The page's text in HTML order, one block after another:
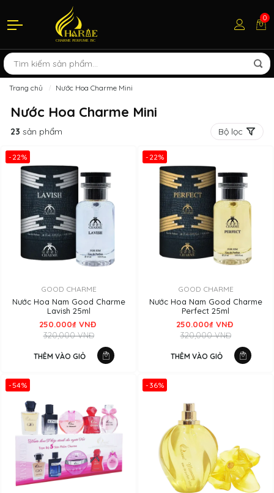
0
Trang chủ Nước Hoa Charme Mini
Nước Hoa Charme Mini
23 sản phẩm Bộ lọc
-22%
GOOD CHARME
Nước Hoa Nam Good Charme
Lavish 25ml
250.000₫ VNĐ
320,000 VNĐ
THÊM VÀO GIỎ
-22%
GOOD CHARME
Nước Hoa Nam Good Charme
Perfect 25ml
250.000₫ VNĐ
320,000 VNĐ
THÊM VÀO GIỎ
-54% -36%